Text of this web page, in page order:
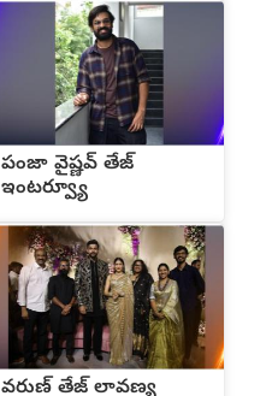
పంజా వైష్ణవ్ తేజ్
ఇంటర్వ్యూ
వరుణ్ తేజ్ లావణ్య